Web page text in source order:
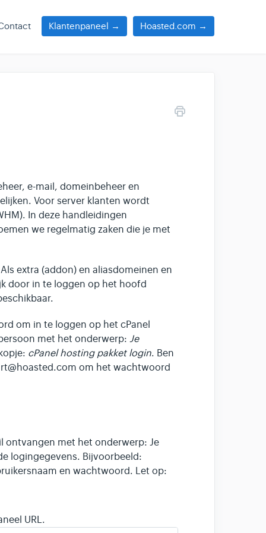
Klantenpaneel → Hoasted.com →
e-mail, domeinbeheer en
Voor server klanten wordt
In deze handleidingen
we regelmatig zaken die je met
extra (addon) en aliasdomeinen en
door in te loggen op het hoofd
om in te loggen op het cPanel
met het onderwerp: Je
cPanel hosting pakket login. Ben
om het wachtwoord
ontvangen met het onderwerp: Je
logingegevens. Bijvoorbeeld:
en wachtwoord. Let op:
URL.